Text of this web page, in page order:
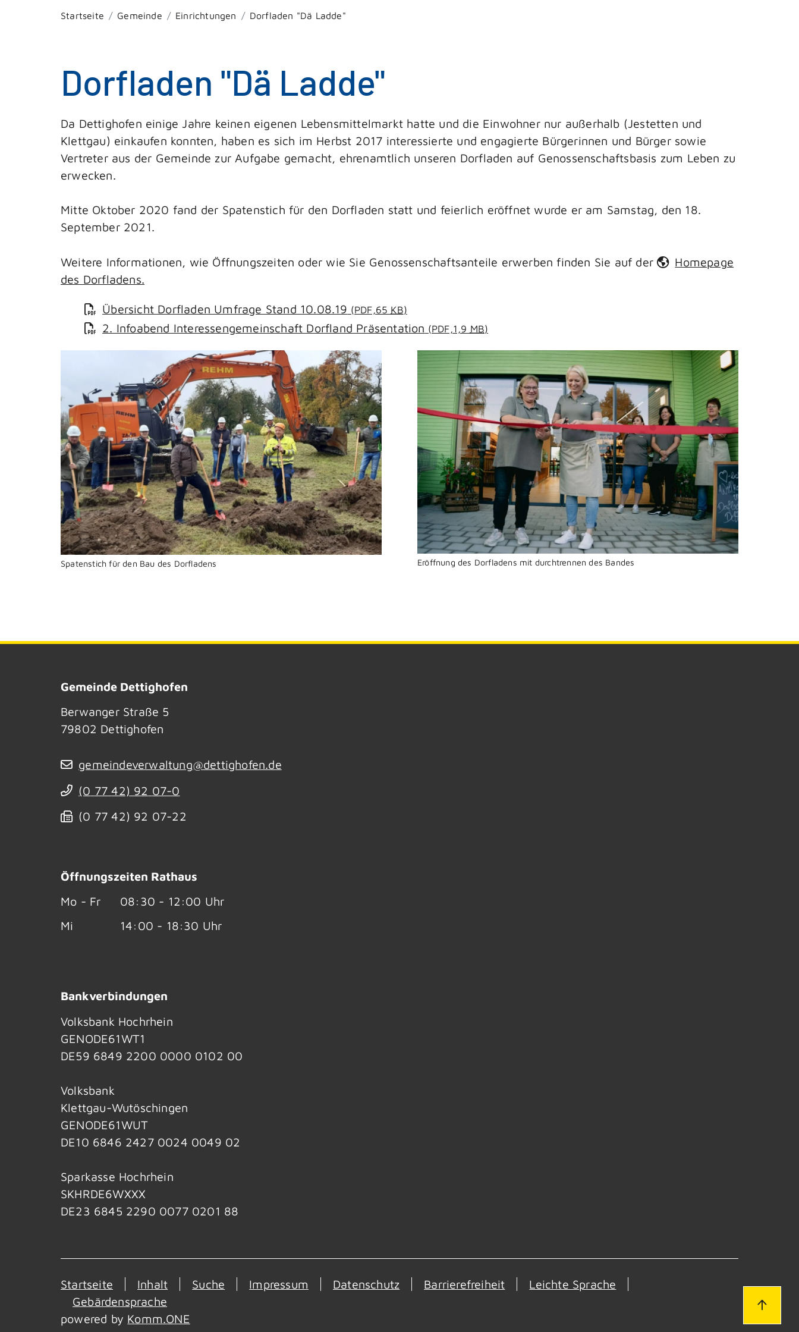
Startseite Gemeinde Einrichtungen Dorfladen "Dä Ladde"
Dorfladen "Dä Ladde"
Da Dettighofen einige Jahre keinen eigenen Lebensmittelmarkt hatte und die Einwohner nur außerhalb (Jestetten und
Klettgau) einkaufen konnten, haben es sich im Herbst 2017 interessierte und engagierte Bürgerinnen und Bürger sowie
Vertreter aus der Gemeinde zur Aufgabe gemacht, ehrenamtlich unseren Dorfladen auf Genossenschaftsbasis zum Leben zu
erwecken.
Mitte Oktober 2020 fand der Spatenstich für den Dorfladen statt und feierlich eröffnet wurde er am Samstag, den 18.
September 2021.
Weitere Informationen, wie Öffnungszeiten oder wie Sie Genossenschaftsanteile erwerben finden Sie auf der
Homepage
des Dorfladens.
Übersicht Dorfladen Umfrage Stand 10.08.19 (PDF,65 KB)
2. Infoabend Interessengemeinschaft Dorfland Präsentation (PDF,1,9 MB)
Spatenstich für den Bau des Dorfladens Eröffnung des Dorfladens mit durchtrennen des Bandes
Gemeinde Dettighofen
Berwanger Straße 5
79802 Dettighofen
gemeindeverwaltung@dettighofen.de
(0 77 42) 92 07-0
(0 77 42) 92 07-22
Öffnungszeiten Rathaus
Mo - Fr
08:30 - 12:00 Uhr
Mi
14:00 - 18:30 Uhr
Bankverbindungen
Volksbank Hochrhein
GENODE61WT1
DE59 6849 2200 0000 0102 00
Volksbank
Klettgau-Wutöschingen
GENODE61WUT
DE10 6846 2427 0024 0049 02
Sparkasse Hochrhein
SKHRDE6WXXX
DE23 6845 2290 0077 0201 88
Startseite Inhalt Suche Impressum Datenschutz Barrierefreiheit
Leichte Sprache
Gebärdensprache
powered by Komm.ONE